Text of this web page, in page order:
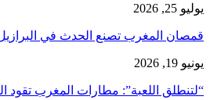
يوليو 25, 2026
قمصان المغرب تصنع الحدث في
يونيو 19, 2026
“لتنطلق اللعبة”: مطارات المغرب تقود